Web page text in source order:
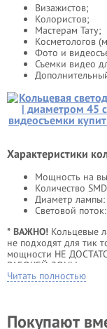
Визажистов;
Колористов;
Мастерам Тату;
Косметологов
Фото и
Съемки видео
Характеристики
Мощность на
Количество
Диаметр
Световой
* ВАЖНО! Кольцевые
не подходят для тик
мощности НЕ
РАБОЧЕЙ ЗОНЫ.
** Лучшие
Возможности LUMO
Читать полностью
Покупают